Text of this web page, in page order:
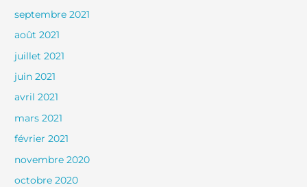
septembre 2021
août 2021
juillet 2021
juin 2021
avril 2021
mars 2021
février 2021
novembre 2020
octobre 2020